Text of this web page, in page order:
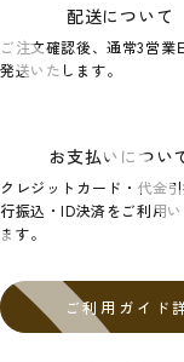
配送について
ご注文確認後、通常3営業
発送いたします。
お支払いについ
クレジットカード・代金
行振込・ID決済をご利用
ます。
ご利用ガイド